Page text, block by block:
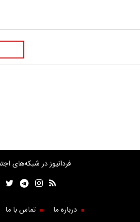
فردانیوز در شبکه‌های
درباره ما تماس با ما